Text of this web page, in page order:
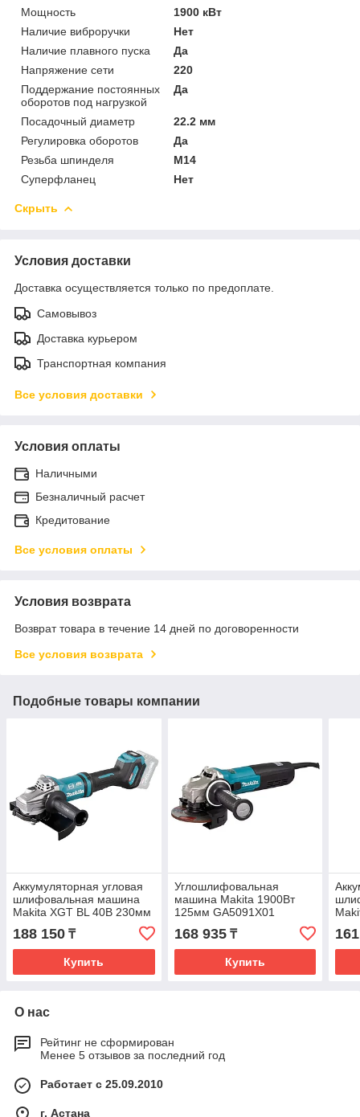
Мощность
1900 кВт
Наличие виброручки
Нет
Наличие плавного пуска
Да
Напряжение сети
220
Поддержание постоянных
оборотов под нагрузкой
Да
Посадочный диаметр
22.2 мм
Регулировка оборотов
Да
Резьба шпинделя
M14
Суперфланец
Нет
Скрыть
Условия доставки
Доставка осуществляется только по предоплате.
Самовывоз
Доставка курьером
Транспортная компания
Все условия доставки
Условия оплаты
Наличными
Безналичный расчет
Кредитование
Все условия оплаты
Условия возврата
Возврат товара в течение 14 дней по договоренности
Все условия возврата
Подобные товары компании
Аккумуляторная угловая
шлифовальная машина
Makita XGT BL 40В 230мм
188 150 ₸
Купить
Углошлифовальная
машина Makita 1900Вт
125мм GA5091X01
168 935₸
Купить
О нас
Рейтинг не сформирован
Менее 5 отзывов за последний год
Работает с 25.09.2010
г. Астана